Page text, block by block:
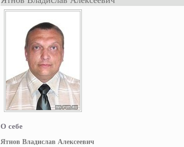
О себе
Ятнов Владислав Алексеевич